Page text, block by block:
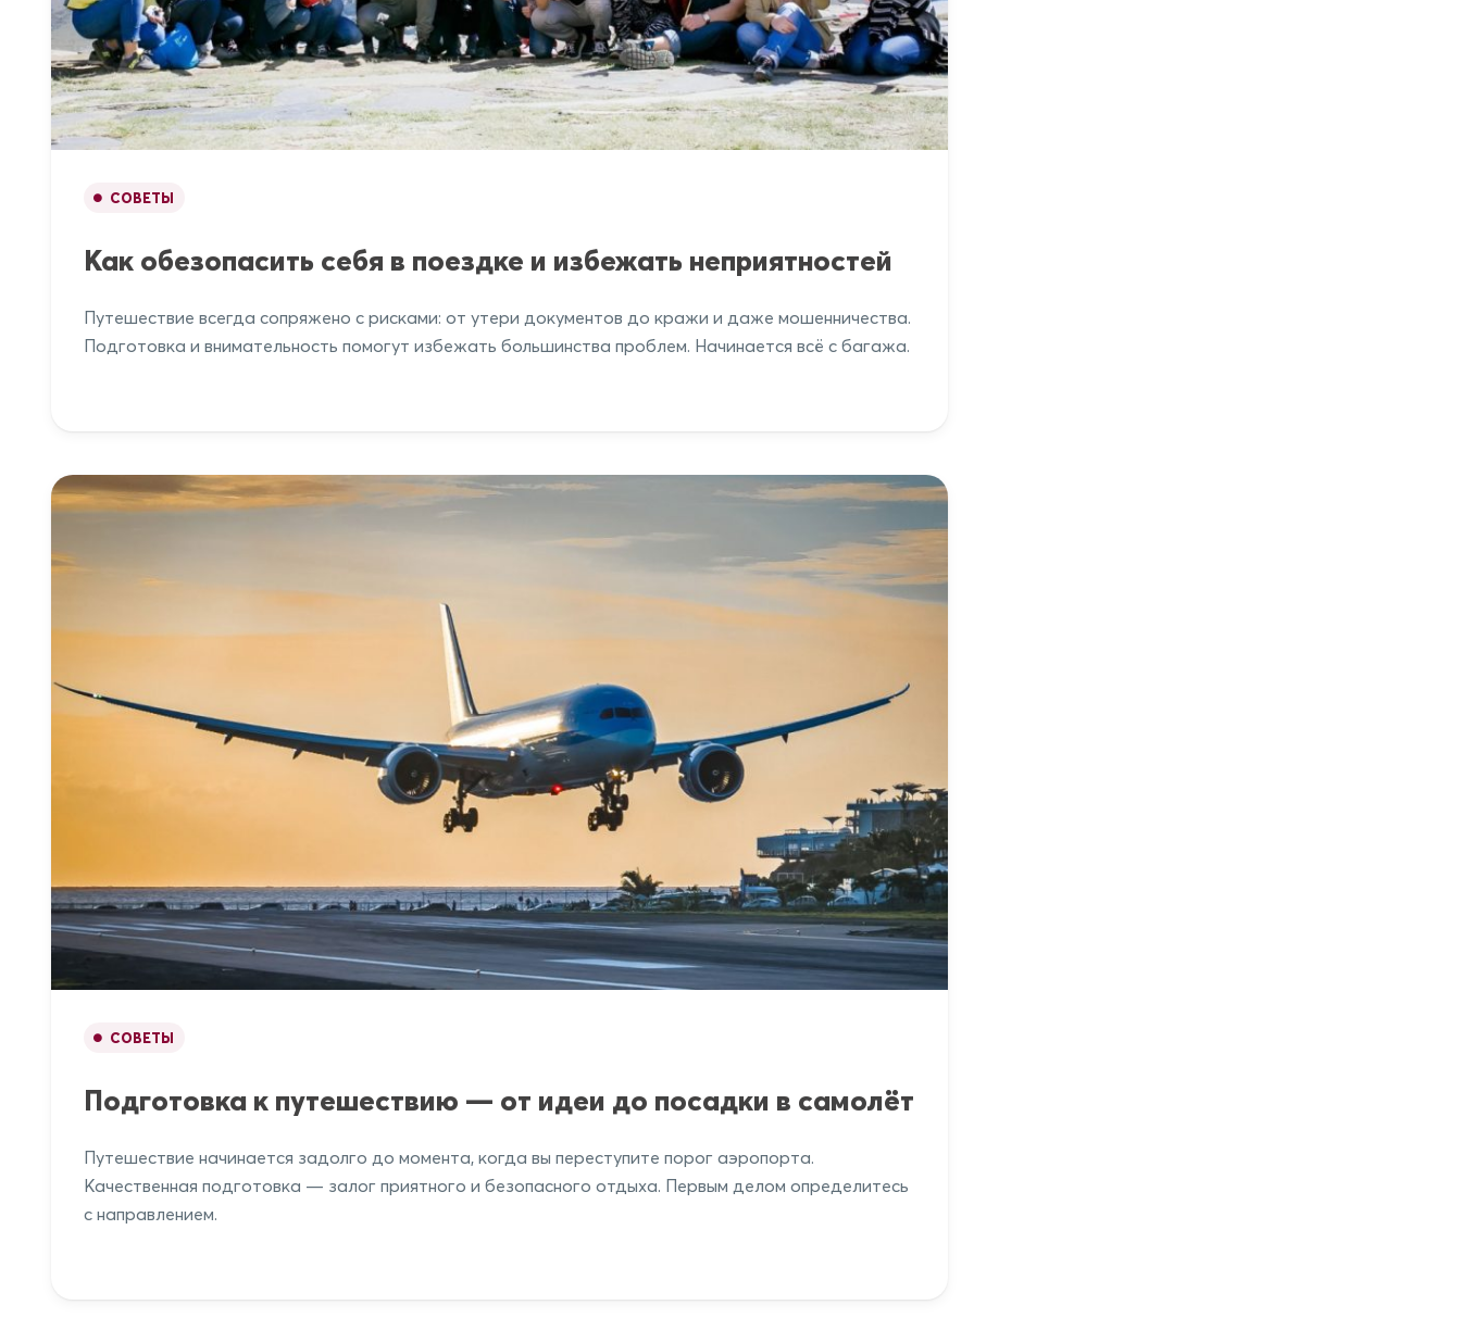
СОВЕТЫ
Как обезопасить себя в поездке и избежать неприятностей
Путешествие всегда сопряжено с рисками: от утери документов до кражи и даже мошенничества.
Подготовка и внимательность помогут избежать большинства проблем. Начинается всё с багажа.
СОВЕТЫ
Подготовка к путешествию — от идеи до посадки в самолёт
Путешествие начинается задолго до момента, когда вы переступите порог аэропорта.
Качественная подготовка — залог приятного и безопасного отдыха. Первым делом определитесь
с направлением.